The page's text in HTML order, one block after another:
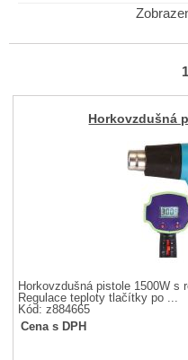
1
Horkovzdušná
Horkovzdušná pistole 1500W s
Regulace teploty tlačítky po ...
Kód: z884665
Cena s DPH